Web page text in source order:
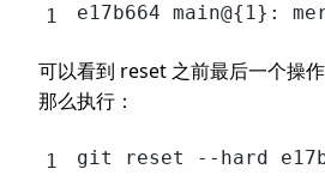
e17b664 main@{1}:
可以看到 reset 之前最后一个操
那么执行：
git reset --hard